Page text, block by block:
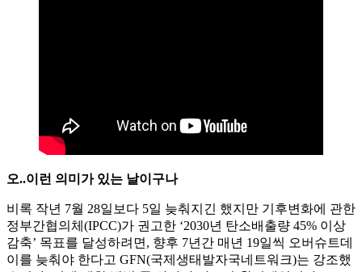
오..이런 의미가 있는 날이구나
비록 작년 7월 28일보다 5일 늦춰지긴 했지만 기후변화에 관한
정부간협의체(IPCC)가 권고한 ‘2030년 탄소배출량 45% 이상
감축’ 목표를 달성하려면, 향후 7년간 매년 19일씩 오버슈트데
이를 늦춰야 한다고 GFN(국제생태발자국네트워크)는 강조했